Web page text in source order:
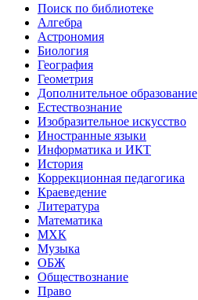
Поиск по библиотеке
Алгебра
Астрономия
Биология
География
Геометрия
Дополнительное образование
Естествознание
Изобразительное искусство
Иностранные языки
Информатика и ИКТ
История
Коррекционная педагогика
Краеведение
Литература
Математика
МХК
Музыка
ОБЖ
Обществознание
Право